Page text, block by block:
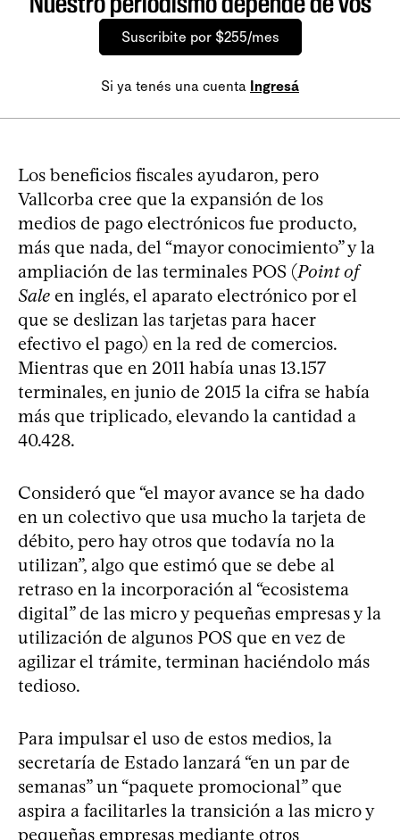
Suscribite por $255/mes
Si ya tenés una cuenta Ingresá
Los beneficios fiscales ayudaron, pero
Vallcorba cree que la expansión de los
medios de pago electrónicos fue producto,
más que nada, del “mayor conocimiento” y la
ampliación de las terminales POS (Point of
Sale en inglés, el aparato electrónico por el
que se deslizan las tarjetas para hacer
efectivo el pago) en la red de comercios.
Mientras que en 2011 había unas 13.157
terminales, en junio de 2015 la cifra se había
más que triplicado, elevando la cantidad a
40.428.
Consideró que “el mayor avance se ha dado
en un colectivo que usa mucho la tarjeta de
débito, pero hay otros que todavía no la
utilizan”, algo que estimó que se debe al
retraso en la incorporación al “ecosistema
digital” de las micro y pequeñas empresas y la
utilización de algunos POS que en vez de
agilizar el trámite, terminan haciéndolo más
tedioso.
Para impulsar el uso de estos medios, la
secretaría de Estado lanzará “en un par de
semanas” un “paquete promocional” que
aspira a facilitarles la transición a las micro y
pequeñas empresas mediante otros